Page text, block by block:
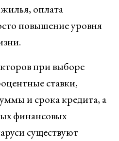
оплата
повышение уровня
при выборе
ставки,
и срока кредита, а
финансовых
существуют